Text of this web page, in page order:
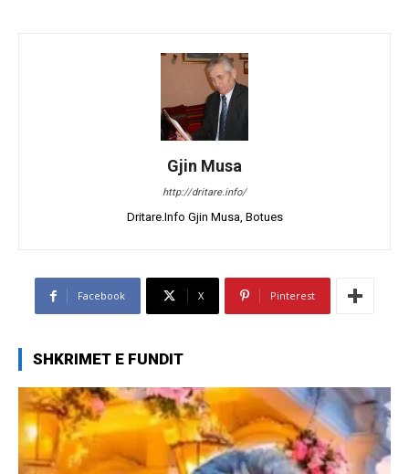
Gjin Musa
http://dritare.info/
Dritare.Info Gjin Musa, Botues
Facebook X Pinterest
SHKRIMET E FUNDIT